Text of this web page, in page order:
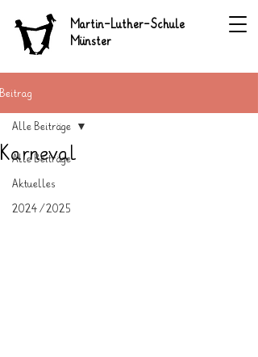
Martin-Luther-Schule
Münster
Beitrag
Alle Beiträge
Aktuelles
2024/2025
Alle Beiträge
Karneval